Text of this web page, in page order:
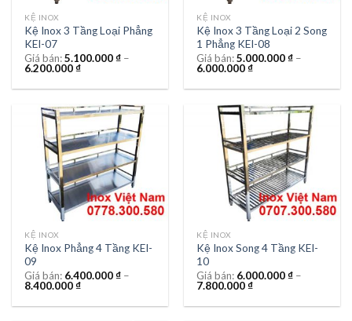
KỆ INOX
Kệ Inox 3 Tầng Loại Phẳng
KEI-07
Giá bán:5.100.000₫ –
6.200.000₫
KỆ INOX
Kệ Inox 3 Tầng Loại 2 Song
1 Phẳng KEI-08
Giá bán:5.000.000₫ –
6.000.000₫
KỆ INOX
Kệ Inox Phẳng 4 Tầng KEI-
09
Giá bán: 6.400.000₫ –
8.400.000₫
KỆ INOX
Kệ Inox Song 4 Tầng KEI-
10
Giá bán: 6.000.000₫ –
7.800.000₫